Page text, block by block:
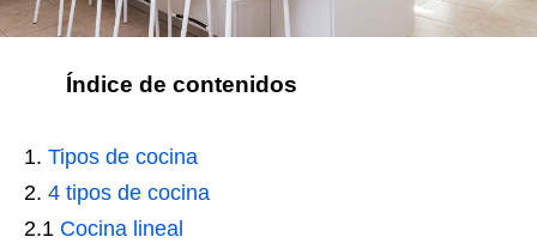
Índice de contenidos
Tipos de cocina
4 tipos de cocina
2.1 Cocina lineal